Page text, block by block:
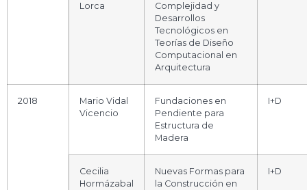
Lorca
Complejidad y
Desarrollos
Tecnológicos en
Teorías de Diseño
Computacional en
Arquitectura
2018
Mario Vidal
Vicencio
Fundaciones en
Pendiente para
Estructura de
Madera
I+D
Cecilia
Hormázabal
Nuevas Formas para
la Construcción en
I+D